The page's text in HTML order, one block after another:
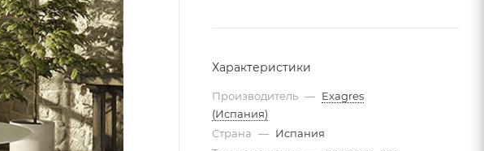
Характеристики
Производитель — Exagres
(Испания)
Страна — Испания